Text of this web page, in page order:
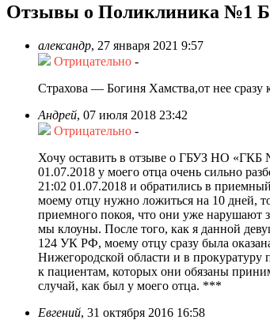
Отзывы о Поликлиника №1
александр, 27 января 2021 9:57
Отрицательно -
Страхова — Богиня Хамства,от нее сразу
Андрей, 07 июля 2018 23:42
Отрицательно -
Хочу оставить в отзыве о ГБУЗ НО «ГКБ
01.07.2018 у моего отца очень сильно
21:02 01.07.2018 и обратились в
моему отцу нужно ложиться на 10 дней,
приемного покоя, что они уже нарушают
мы клоуны. После того, как я данной
124 УК РФ, моему отцу сразу была
Нижегородской области и в
к пациентам, которых они обязаны
случай, как был у моего отца. ***
Евгений, 31 октября 2016 16:58